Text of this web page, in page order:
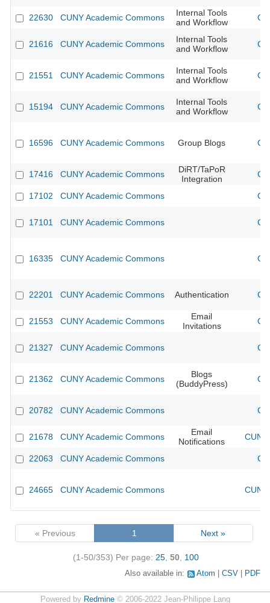
22630 CUNY Academic Commons
Internal Tools
and Workflow
21616 CUNY Academic Commons
Internal Tools
and Workflow
21551 CUNY Academic Commons
Internal Tools
and Workflow
15194 CUNY Academic Commons
Internal Tools
and Workflow
16596 CUNY Academic Commons Group Blogs
17416 CUNY Academic Commons
DiRT/TaPoR
Integration
17102 CUNY Academic Commons
17101 CUNY Academic Commons
16335 CUNY Academic Commons
22201 CUNY Academic Commons Authentication
21553 CUNY Academic Commons
Email
Invitations
21327 CUNY Academic Commons
21362 CUNY Academic Commons
Blogs
(BuddyPress)
20782 CUNY Academic Commons
21678 CUNY Academic Commons
Email
Notifications
22063 CUNY Academic Commons
24665 CUNY Academic Commons
« Previous 1 Next »
(1-50/353) Per page: 25 50 100
Also available in: Atom CSV PDF
Powered by Redmine© 2006-2022 Jean-Philippe Lang